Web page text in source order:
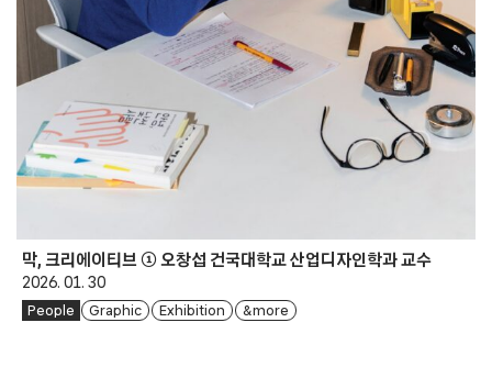
막, 크리에이티브 ① 오창섭 건국대학교 산업디자인학과 교수
2026. 01. 30
People Graphic Exhibition & more